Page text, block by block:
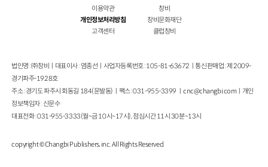
이용약관
개인정보처리방침
고객센터
창비
창비문화재단
클럽창비
법인명 : ㈜창비ㅣ대표이사 : 염종선ㅣ사업자등록번호 : 105-81-63672ㅣ통신판매업 : 제 2009-
경기파주-1928호
주소 : 경기도 파주시 회동길 184(문발동)ㅣ팩스 : 031-955-3399 ㅣcnc@changbi.com ㅣ개인
정보책임자 : 신문수
대표전화 : 031-955-3333(월~금 10시~17시), 점심시간 11시 30분~13시
copyright © Changbi Publishers, inc. All Rights Reserved.